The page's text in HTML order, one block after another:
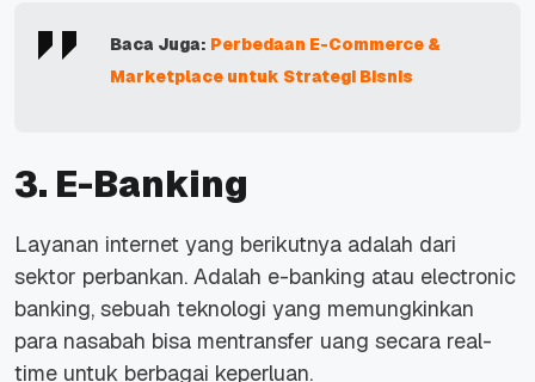
Baca Juga: Perbedaan E-Commerce &
Marketplace untuk Strategi Bisnis
3. E-Banking
Layanan internet yang berikutnya adalah dari
sektor perbankan. Adalah e-banking atau electronic
banking, sebuah teknologi yang memungkinkan
para nasabah bisa mentransfer uang secara real-
time untuk berbagai keperluan.